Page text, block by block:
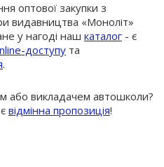
оптової закупки з
видавництва «Моноліт»
у нагоді наш каталог - є
доступу та
.
або викладачем автошколи?
відмінна пропозиція!